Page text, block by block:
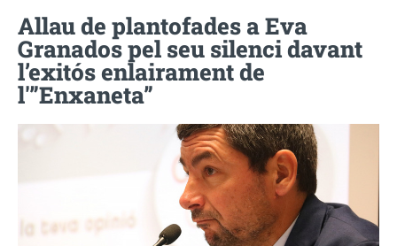
Allau de plantofades a Eva
Granados pel seu silenci davant
l’exitós enlairament de
l'”Enxaneta”